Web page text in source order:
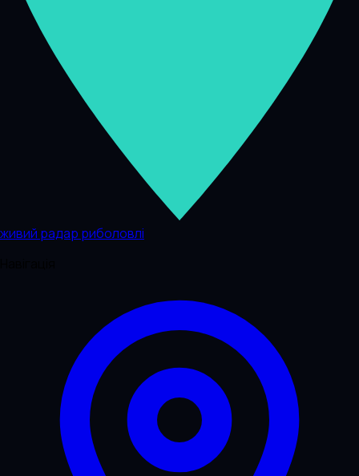
живий радар риболовлі